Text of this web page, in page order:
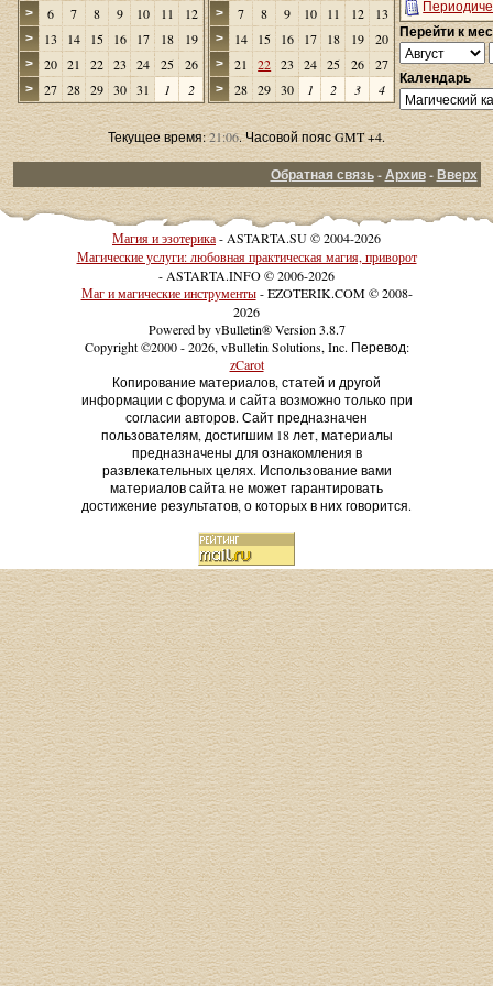
> 6 7 8 9 10 11 12
> 13 14 15 16 17 18 19
> 20 21 22 23 24 25 26
> 27 28 29 30 31 1 2
> 7 8 9 10 11 12 13
> 14 15 16 17 18 19 20
> 21 22 23 24 25 26 27
> 28 29 30 1 2 3 4
Перейти к
Календарь
Текущее время:21:06. Часовой пояс GMT +4.
Обратная связь-Архив-Вверх
Магия и эзотерика- ASTARTA.SU © 2004-2026
Магические услуги: любовная практическая магия, приворот
- ASTARTA.INFO © 2006-2026
Маг и магические инструменты- EZOTERIK.COM © 2008-
2026
Powered by vBulletin® Version 3.8.7
Copyright ©2000 - 2026, vBulletin Solutions, Inc. Перевод:
zCarot
Копирование материалов, статей и другой
информации с форума и сайта возможно только при
согласии авторов. Сайт предназначен
пользователям, достигшим 18 лет, материалы
предназначены для ознакомления в
развлекательных целях. Использование вами
материалов сайта не может гарантировать
достижение результатов, о которых в них говорится.